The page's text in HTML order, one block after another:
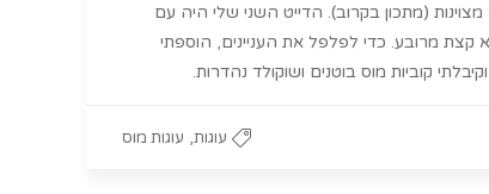
מצוינות (מתכון בקרוב). הדייט השני שלי היה עם
קצת מרובע. כדי לפלפל את העניינים, הוספתי
קוביות מוס בוטנים ושוקולד נהדרות.
עוגות, עוגות מוס